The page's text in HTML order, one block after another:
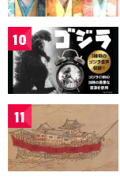
10
11